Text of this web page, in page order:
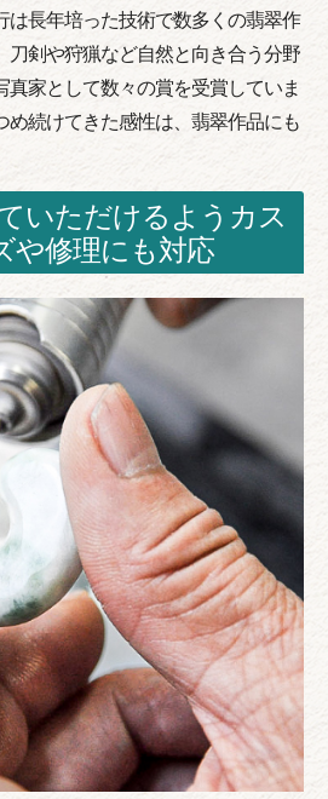
は長年培った技術で数多くの翡翠作
刀剣や狩猟など自然と向き合う分野
家として数々の賞を受賞していま
続けてきた感性は、翡翠作品にも
いただけるようカス
や修理にも対応